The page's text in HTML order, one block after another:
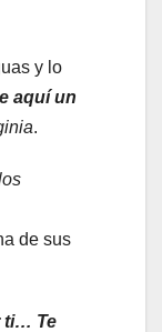
y lo
aquí un
.
de sus
ti… Te